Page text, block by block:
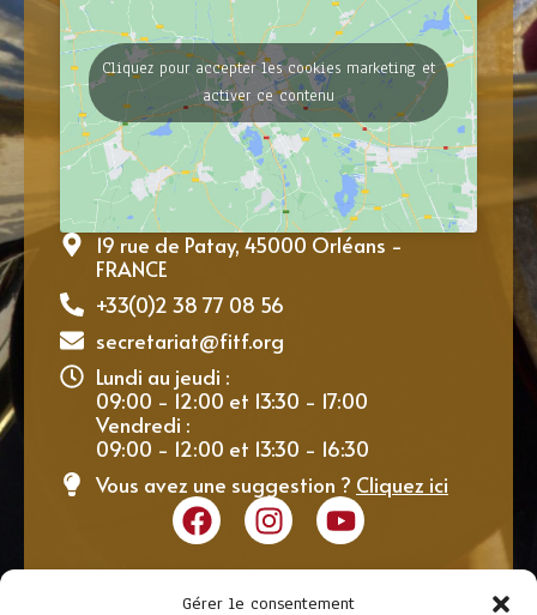
Gérer le consentement
Cliquez pour accepter les cookies marketing et
activer ce contenu
19 rue de Patay, 45000 Orléans -
FRANCE
+33(0)2 38 77 08 56
secretariat@fitf.org
Lundi au jeudi :
09:00 - 12:00 et 13:30 - 17:00
Vendredi :
09:00 - 12:00 et 13:30 - 16:30
Vous avez une suggestion ? Cliquez ici